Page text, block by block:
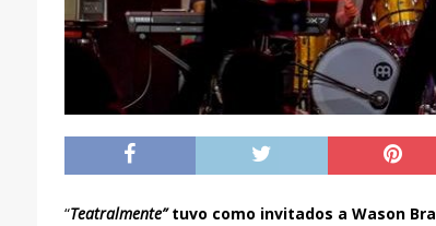
“Teatralmente”tuvo como invitados a Wason